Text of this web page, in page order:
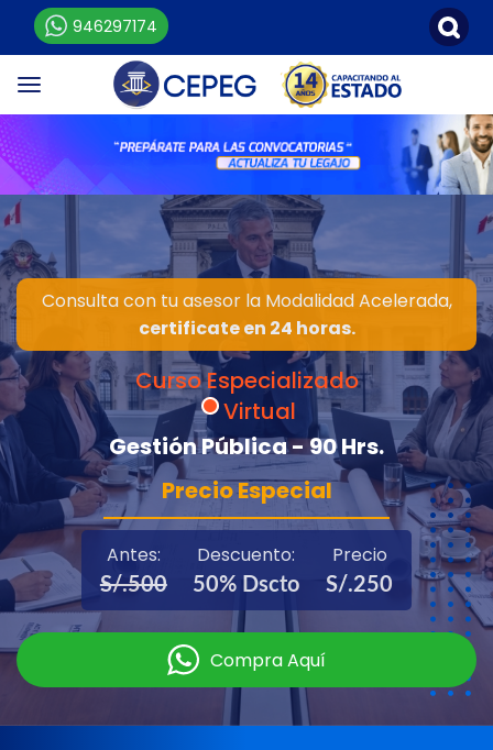
946297174
Consulta con tu asesor la Modalidad Acelerada,
certificate en 24 horas.
Curso Especializado
Virtual
Gestión Pública - 90 Hrs.
Precio Especial
Antes:
S/.500
Descuento:
50% Dscto
Precio
S/.250
Compra Aquí